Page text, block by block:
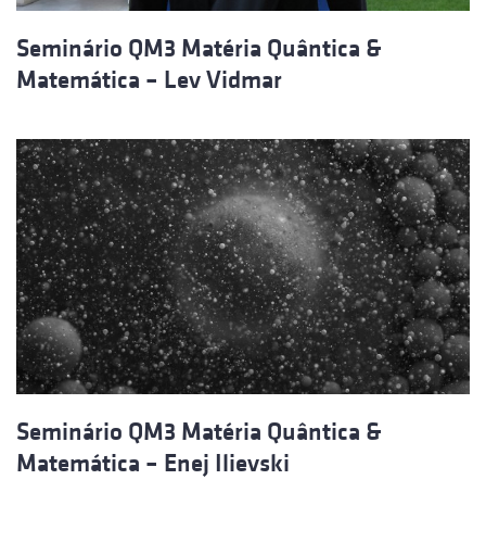
Seminário QM3 Matéria Quântica &
Matemática – Lev Vidmar
Seminário QM3 Matéria Quântica &
Matemática – Enej Ilievski